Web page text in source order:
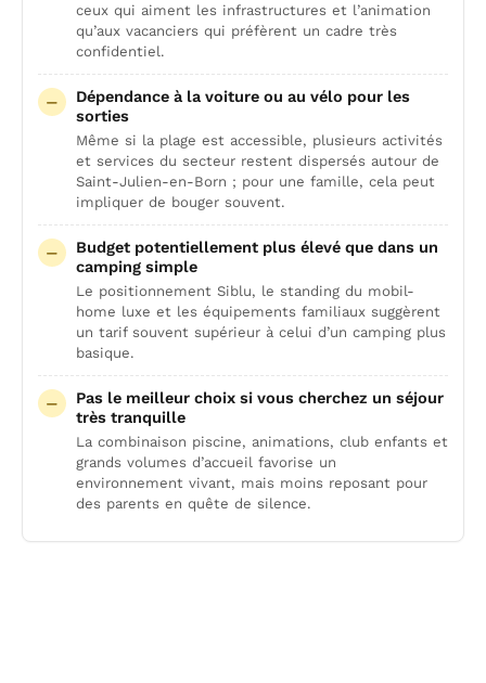
ceux qui aiment les infrastructures et l’animation
qu’aux vacanciers qui préfèrent un cadre très
confidentiel.
Dépendance à la voiture ou au vélo pour les
sorties
Même si la plage est accessible, plusieurs activités
et services du secteur restent dispersés autour de
Saint-Julien-en-Born ; pour une famille, cela peut
impliquer de bouger souvent.
Budget potentiellement plus élevé que dans un
camping simple
Le positionnement Siblu, le standing du mobil-
home luxe et les équipements familiaux suggèrent
un tarif souvent supérieur à celui d’un camping plus
basique.
Pas le meilleur choix si vous cherchez un séjour
très tranquille
La combinaison piscine, animations, club enfants et
grands volumes d’accueil favorise un
environnement vivant, mais moins reposant pour
des parents en quête de silence.